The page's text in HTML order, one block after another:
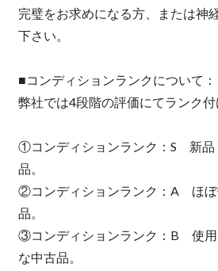
完璧をお求めになる方、または神
下さい。
■コンディションランクについて：
弊社では4段階の評価にてランク付
①コンディションランク：S 新品
品。
②コンディションランク：A ほぼ
品。
③コンディションランク：B 使用
な中古品。